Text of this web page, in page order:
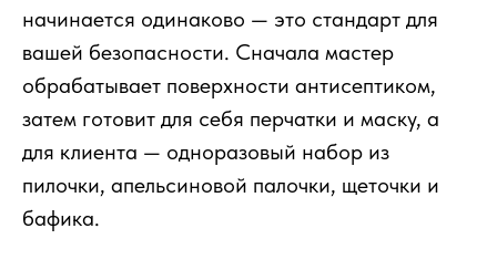
начинается одинаково — это стандарт для
вашей безопасности. Сначала мастер
обрабатывает поверхности антисептиком,
затем готовит для себя перчатки и маску, а
для клиента — одноразовый набор из
пилочки, апельсиновой палочки, щеточки и
бафика.